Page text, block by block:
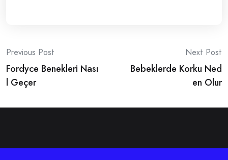
Post
navigation
Previous Post
Fordyce Benekleri Nası
l Geçer
Next Post
Bebeklerde Korku Ned
en Olur